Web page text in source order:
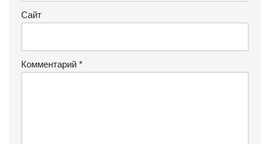
Сайт
Комментарий *